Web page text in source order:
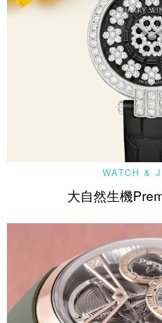
WATCH &
大自然生機